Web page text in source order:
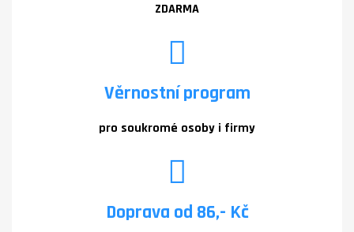
ZDARMA
Věrnostní program
pro soukromé osoby i firmy
Doprava od 86,- Kč